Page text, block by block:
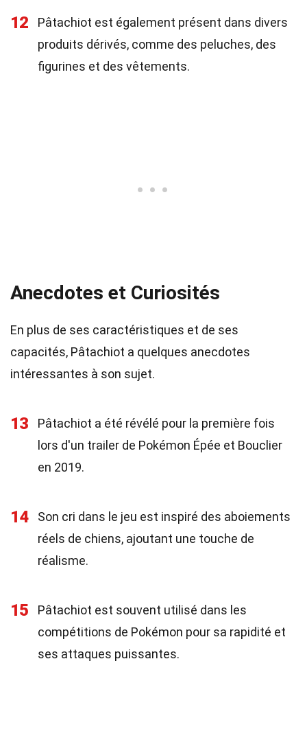
12
Pâtachiot est également présent dans divers
produits dérivés, comme des peluches, des
figurines et des vêtements.
Anecdotes et Curiosités
En plus de ses caractéristiques et de ses
capacités, Pâtachiot a quelques anecdotes
intéressantes à son sujet.
13
Pâtachiot a été révélé pour la première fois
lors d'un trailer de Pokémon Épée et Bouclier
en 2019.
14
Son cri dans le jeu est inspiré des aboiements
réels de chiens, ajoutant une touche de
réalisme.
15
Pâtachiot est souvent utilisé dans les
compétitions de Pokémon pour sa rapidité et
ses attaques puissantes.